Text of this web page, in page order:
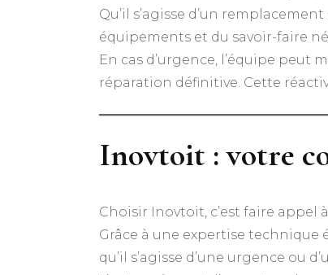
Qu’il s’agisse d’un
équipements et du savoir-faire
En cas d’urgence, l’équipe
réparation définitive. Cette
Inovtoit : votre
Choisir Inovtoit, c’est faire
Grâce à une expertise technique
qu’il s’agisse d’une urgence ou